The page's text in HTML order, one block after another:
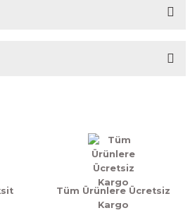
ilk yorumu siz yapın!
Tüm Ürünlere Ücretsiz
Kargo